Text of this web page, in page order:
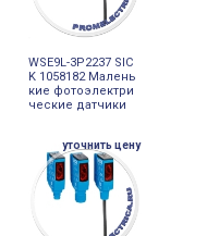
WSE9L-3P2237 SIC
K 1058182 Малень
кие фотоэлектри
ческие датчики
уточнить цену